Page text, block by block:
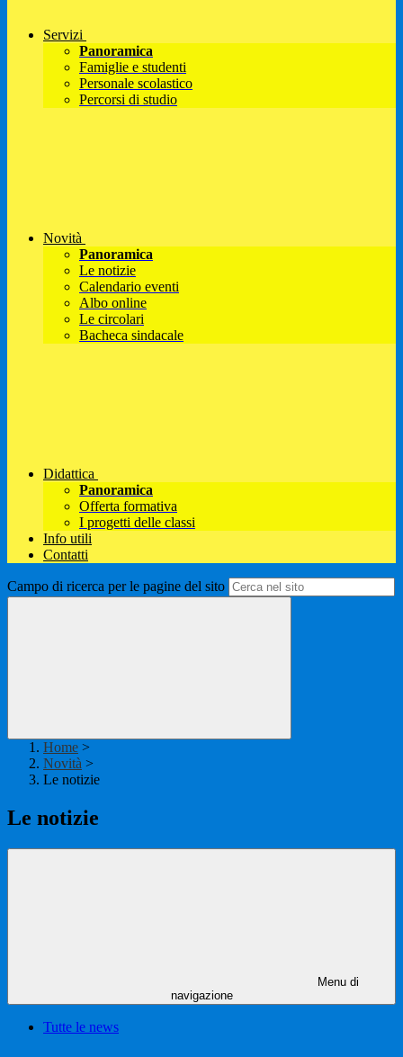
Servizi
Panoramica
Famiglie e studenti
Personale scolastico
Percorsi di studio
Novità
Panoramica
Le notizie
Calendario eventi
Albo online
Le circolari
Bacheca sindacale
Didattica
Panoramica
Offerta formativa
I progetti delle classi
Info utili
Contatti
Campo di ricerca per le pagine del sito
Home >
Novità >
Le notizie
Le notizie
Menu di
navigazione
Tutte le news